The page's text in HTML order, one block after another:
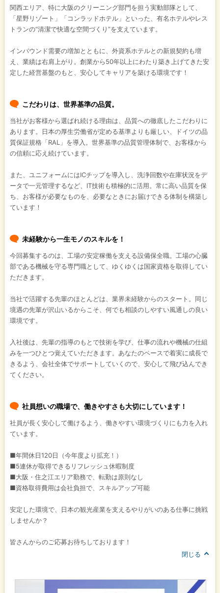
関西エリア、特に大阪のクリーニング部門を担う実動部隊として、
「星野リゾート」「コンラッドホテル」といった、有名ホテルやレス
トランの“清潔で快適な空間づくり”を支えています。
インバウンド需要の増加とともに、外資系ホテルとの新規契約も増
え、業績は右肩上がり。創業から50年以上にわたり築き上げてきた安
定した経営基盤のもと、安心してキャリアを築ける環境です！
こだわりは、世界基準の品質。
当社がお客様から選ばれ続ける理由は、品質への徹底したこだわりに
あります。日本の厚生労働省が定める基準よりも厳しい、ドイツの品
質保証規格「RAL」を導入。世界基準の品質管理体制で、お客様から
の信頼に応え続けています。
また、ユニフォームにはICチップを導入し、洗浄回数や在庫状況をデ
ータで一元管理するなど、IT技術も積極的に活用。常に高い品質を保
ち、お客様が必要なものを、必要なときにお届けできる体制を構築し
ています！
未経験から一生モノのスキルを！
今回募集するのは、工場の安定稼働を支える設備保全職。工場の心臓
部である機械を守る専門職として、ゆくゆくは国家資格を取得してい
ただきます。
当社で活躍する先輩のほとんどは、業界未経験からのスタート。同じ
境遇の先輩が沢山いるからこそ、何でも相談のしやすい風通しの良い
環境です。
入社後は、先輩の指導のもとで技術を学び、仕事の流れや機械の仕組
みを一つひとつ覚えていただきます。あなたのペースで着実に成長で
きるよう、会社全体でサポートしていくので、安心して飛び込んでき
てください。
社員想いの職場で、働きやすさも大切にしています！
社員が長く安心して働けるよう、働きやすい環境づくりにも力を入れ
ています。
■年間休日120日（今年度より拡充！）
■5連休が取得できるリフレッシュ休暇制度
■大阪・住之江エリア勤務で、転勤は原則なし
■資格取得費用は会社負担で、スキルアップ可能
安定した環境で、日本の観光産業を支えるやりがいのある仕事に挑戦
しませんか？
皆さんからのご応募お待ちしております！
閉じる